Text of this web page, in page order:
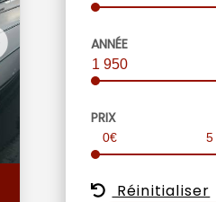
ANNÉE
1 950
PRIX
0€ 5
Réinitialiser